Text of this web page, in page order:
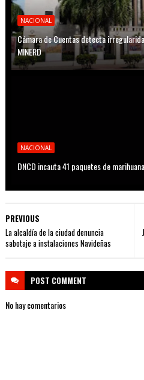
NACIONAL
Cámara de Cuentas detecta
MINERD
NACIONAL
DNCD incauta 41 paquetes de
PREVIOUS
La alcaldía de la ciudad denuncia
sabotaje a instalaciones Navideñas
POST COMMENT
No hay comentarios